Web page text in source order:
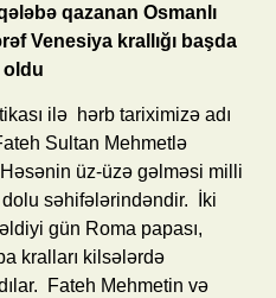
qazanan Osmanlı
Venesiya krallığı başda
oldu
ilə hərb tariximizə adı
Sultan Mehmetlə
üz-üzə gəlməsi milli
səhifələrindəndir. İki
gün Roma papası,
kralları kilsələrdə
Fateh Mehmetin və